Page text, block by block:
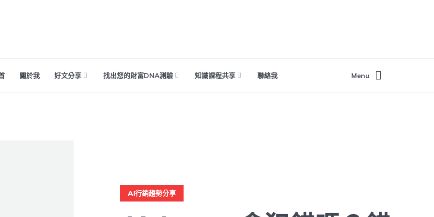
關於我 好文分享 找出您的財富DNA測驗 知識課程共享 聯絡我 Menu
AI行銷趨勢分享